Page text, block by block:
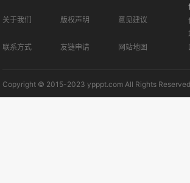
关于我们 版权声明 意见建议
联系方式 友链申请 网站地图
Copyright © 2015-2023 ypppt.com All Rights